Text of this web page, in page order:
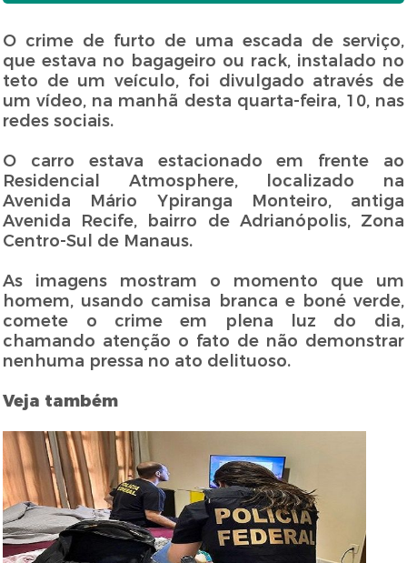
O crime de furto de uma escada de serviço,
que estava no bagageiro ou rack, instalado no
teto de um veículo, foi divulgado através de
um vídeo, na manhã desta quarta-feira, 10, nas
redes sociais.
O carro estava estacionado em frente ao
Residencial Atmosphere, localizado na
Avenida Mário Ypiranga Monteiro, antiga
Avenida Recife, bairro de Adrianópolis, Zona
Centro-Sul de Manaus.
As imagens mostram o momento que um
homem, usando camisa branca e boné verde,
comete o crime em plena luz do dia,
chamando atenção o fato de não demonstrar
nenhuma pressa no ato delituoso.
Veja também